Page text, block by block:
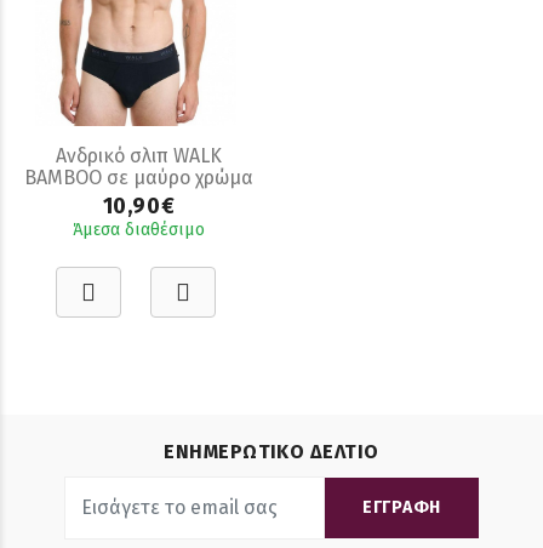
Ανδρικό σλιπ WALK
BAMBOO σε μαύρο χρώμα
10,90€
Άμεσα διαθέσιμο
ΕΝΗΜΕΡΩΤΙΚΟ ΔΕΛΤΙΟ
ΕΓΓΡΑΦΗ